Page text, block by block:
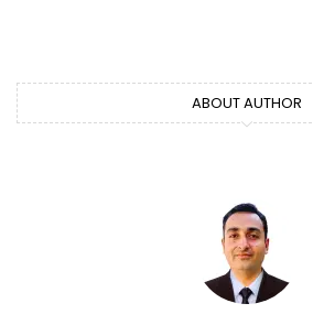
ABOUT AUTHOR